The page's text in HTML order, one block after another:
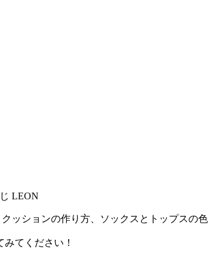
ションの作り方、ソックスとトップスの
みてください！